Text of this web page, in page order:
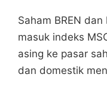
Saham BREN
masuk indeks
asing ke pasar
dan domestik